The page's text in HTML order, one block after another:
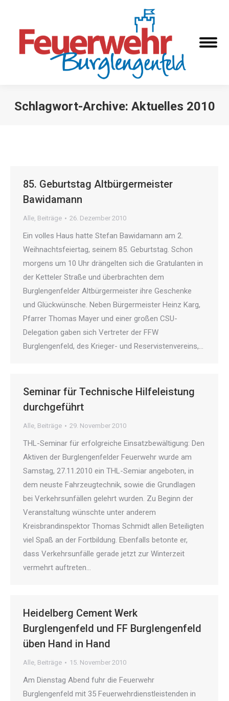
Schlagwort-Archive: Aktuelles 2010
85. Geburtstag Altbürgermeister
Bawidamann
Alle, Beiträge 26. Dezember 2010
Ein volles Haus hatte Stefan Bawidamann am 2.
Weihnachtsfeiertag, seinem 85. Geburtstag. Schon
morgens um 10 Uhr drängelten sich die Gratulanten in
der Ketteler Straße und überbrachten dem
Burglengenfelder Altbürgermeister ihre Geschenke
und Glückwünsche. Neben Bürgermeister Heinz Karg,
Pfarrer Thomas Mayer und einer großen CSU-
Delegation gaben sich Vertreter der FFW
Burglengenfeld, des Krieger- und Reservistenvereins,…
Seminar für Technische Hilfeleistung
durchgeführt
Alle, Beiträge 29. November 2010
THL-Seminar für erfolgreiche Einsatzbewältigung: Den
Aktiven der Burglengenfelder Feuerwehr wurde am
Samstag, 27.11.2010 ein THL-Semiar angeboten, in
dem neuste Fahrzeugtechnik, sowie die Grundlagen
bei Verkehrsunfällen gelehrt wurden. Zu Beginn der
Veranstaltung wünschte unter anderem
Kreisbrandinspektor Thomas Schmidt allen Beteiligten
viel Spaß an der Fortbildung. Ebenfalls betonte er,
dass Verkehrsunfälle gerade jetzt zur Winterzeit
vermehrt auftreten…
Heidelberg Cement Werk
Burglengenfeld und FF Burglengenfeld
üben Hand in Hand
Alle, Beiträge 15. November 2010
Am Dienstag Abend fuhr die Feuerwehr
Burglengenfeld mit 35 Feuerwehrdienstleistenden in